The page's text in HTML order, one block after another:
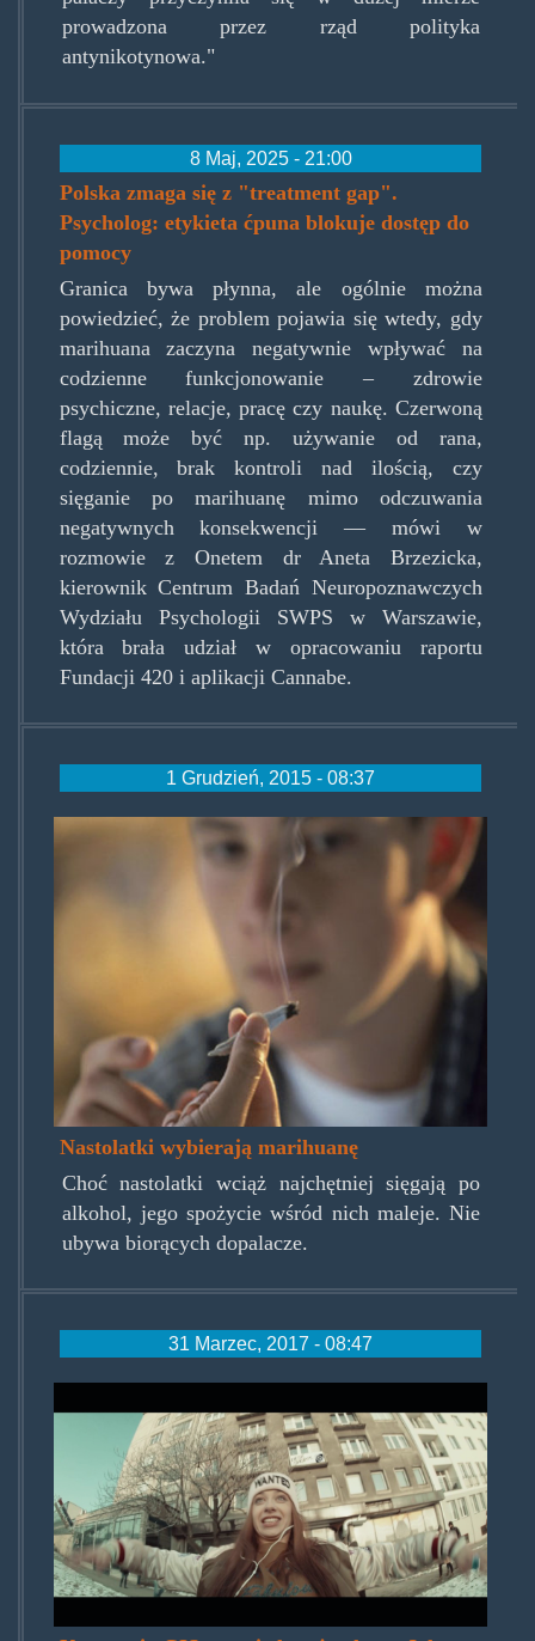
prowadzona przez rząd polityka
antynikotynowa."
8 Maj, 2025 - 21:00
Polska zmaga się z "treatment gap".
Psycholog: etykieta ćpuna blokuje dostęp do
pomocy
Granica bywa płynna, ale ogólnie można
powiedzieć, że problem pojawia się wtedy, gdy
marihuana zaczyna negatywnie wpływać na
codzienne funkcjonowanie – zdrowie
psychiczne, relacje, pracę czy naukę. Czerwoną
flagą może być np. używanie od rana,
codziennie, brak kontroli nad ilością, czy
sięganie po marihuanę mimo odczuwania
negatywnych konsekwencji — mówi w
rozmowie z Onetem dr Aneta Brzezicka,
kierownik Centrum Badań Neuropoznawczych
Wydziału Psychologii SWPS w Warszawie,
która brała udział w opracowaniu raportu
Fundacji 420 i aplikacji Cannabe.
1 Grudzień, 2015 - 08:37
marijuana-
Nastolatki wybierają marihuanę
Choć nastolatki wciąż najchętniej sięgają po
alkohol, jego spożycie wśród nich maleje. Nie
ubywa biorących dopalacze.
31 Marzec, 2017 - 08:47
melnazzgisem.jpg